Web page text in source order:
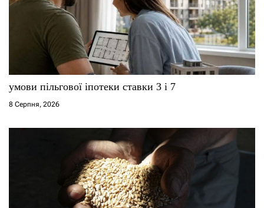
умови пільгової іпотеки ставки 3 і 7
8 Серпня, 2026